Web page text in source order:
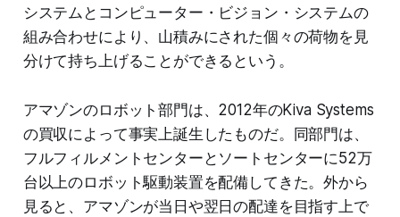
システムとコンピューター・ビジョン・システムの
組み合わせにより、山積みにされた個々の荷物を見
分けて持ち上げることができるという。
アマゾンのロボット部門は、2012年のKiva Systems
の買収によって事実上誕生したものだ。同部門は、
フルフィルメントセンターとソートセンターに52万
台以上のロボット駆動装置を配備してきた。外から
見ると、アマゾンが当日や翌日の配達を目指す上で